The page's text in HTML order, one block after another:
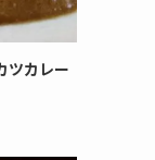
ツカレー